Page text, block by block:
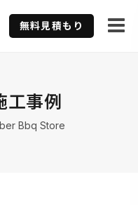
無料見積もり
工事例
Bbq Store